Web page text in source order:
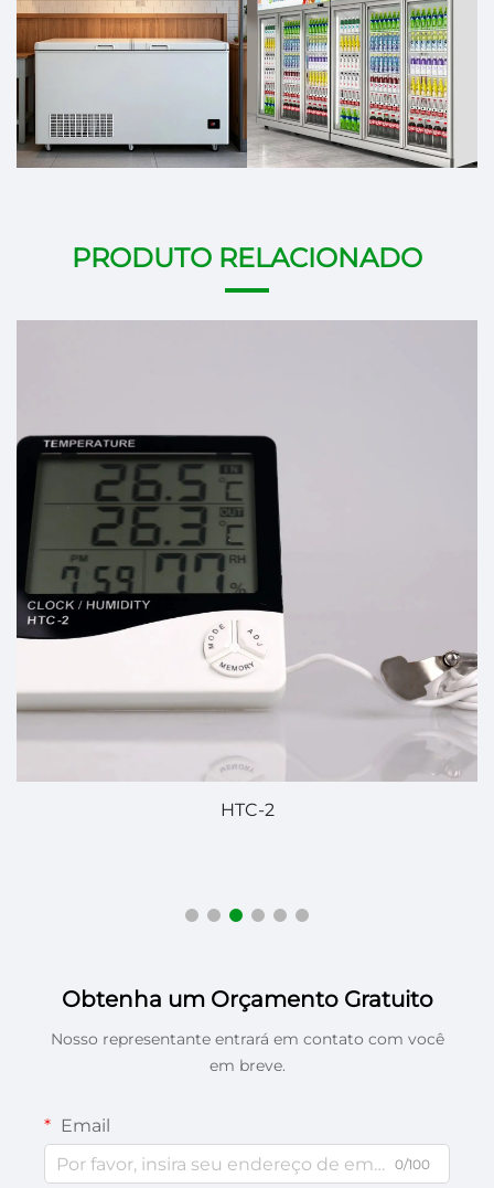
PRODUTO RELACIONADO
HTC-2
Obtenha um Orçamento Gratuito
Nosso representante entrará em contato com você
em breve.
Email
0/100